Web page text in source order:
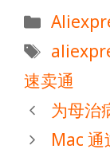
分
类
标
签
速卖通
为母治
Mac